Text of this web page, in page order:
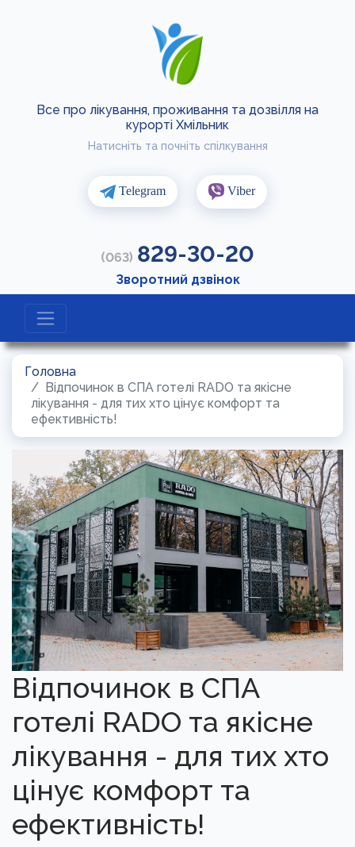
Все про лікування, проживання та дозвілля на
курорті Хмільник
Натисніть та почніть спілкування
Telegram Viber
(063) 829-30-20
Зворотний дзвінок
Головна
Відпочинок в СПА готелі RADO та якісне
лікування - для тих хто цінує комфорт та
ефективність!
Відпочинок в СПА
готелі RADO та якісне
лікування - для тих хто
цінує комфорт та
ефективність!